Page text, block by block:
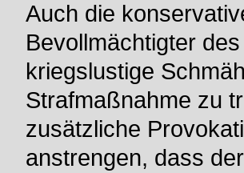
Auch die
Bevollmächtigter
kriegslustige
Strafmaßnahme zu
zusätzliche
anstrengen, dass